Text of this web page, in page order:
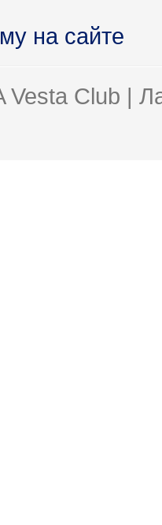
на сайте
Vesta Club |